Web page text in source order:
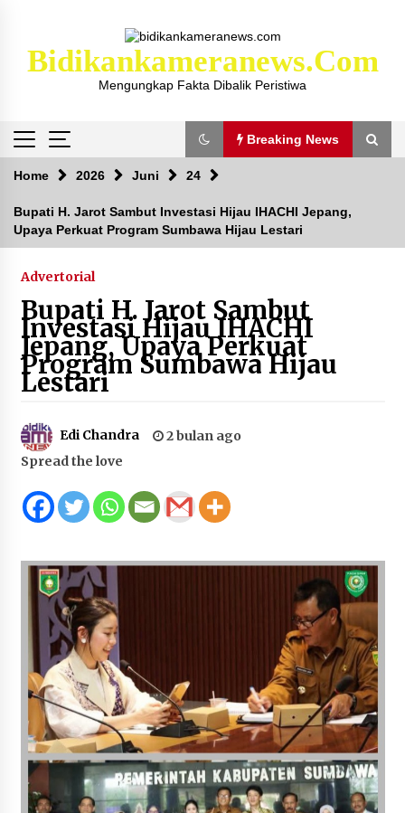
Bidikankameranews.com
Mengungkap Fakta Dibalik Peristiwa
Breaking News
Breaking News
Kejaksaan KSB Mulai Lidik Mafia Tanah Desa
Sekongkang Bawah
2 tahun ago
Laporan Dugaan Pencabulan di Desa Sepayung
Kec. Plampang, Polres Sumbawa Pastikan
Proses Penyelidikan Berjalan Maksimal
4 minggu ago
Juanda, Edukasi Masyarakat dalam Mengurus
Administrasi Kendaraan Berupa SIM
4 minggu ago
HUT ke-46 Dekranas di Makassar, di Hadapan
Ny. Selvi Gibran Ketua Dekranasda Sumbawa
1 bulan ago
Bupati H. Jarot : Demi Keberlanjutan Pelayanan,
Perumdam Batulanteh Akan Lakukan
Penyesuaian Tarif Air Minum
1 bulan ago
Prestasi Nasional, Polwan Polres Sumbawa
Bripda Vanesa Aprilia Renyaan, Sabet Juara II
Taekwondo Kapolri Cup ke-7
1 bulan ago
Sekretaris Bapperida, Dwi Rahayu, ST,. MM,.
Pimpin Rakor Aksi Konvergensi Percepatan
Home 2026 Juni 24
Bupati H. Jarot Sambut Investasi Hijau IHACHI Jepang,
Upaya Perkuat Program Sumbawa Hijau Lestari
Advertorial
Bupati H. Jarot Sambut
Investasi Hijau IHACHI
Jepang, Upaya Perkuat
Program Sumbawa Hijau
Lestari
Edi Chandra
2 bulan ago
Spread the love